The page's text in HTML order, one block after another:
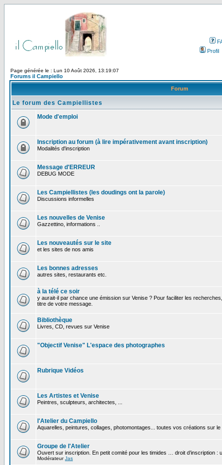
Profil
Page générée le : Lun 10 Août 2026, 13:19:07
Forums il Campiello
Forum
Le forum des Campiellistes
Mode d'emploi
Inscription au forum (à lire impérativement avant inscription)
Modalités d'inscription
Message d'ERREUR
DEBUG MODE
Les Campiellistes (les doudings ont la parole)
Discussions informelles
Les nouvelles de Venise
Gazzettino, informations ..
Les nouveautés sur le site
et les sites de nos amis
Les bonnes adresses
autres sites, restaurants etc.
à la télé ce soir
y aurait-il par chance une émission sur Venise ? Pour faciliter les
titre de votre message.
Bibliothèque
Livres, CD, revues sur Venise
"Objectif Venise" L'espace des photographes
Rubrique Vidéos
Les Artistes et Venise
Peintres, sculpteurs, architectes, ...
l'Atelier du Campiello
Aquarelles, peintures, collages, photomontages... toutes vos créations sur le
Groupe de l'Atelier
Ouvert sur inscription. En petit comité pour les timides … droit d’inscription :
ModérateurJas